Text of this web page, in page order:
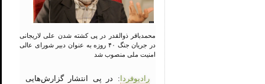
محمدباقر ذوالقدر در پی کشته شدن علی لاریجانی
در جریان جنگ ۴۰ روزه به عنوان دبیر شورای عالی
امنیت ملی منصوب شد
رادیوفردا : در پی انتشار گزارش‌هایی